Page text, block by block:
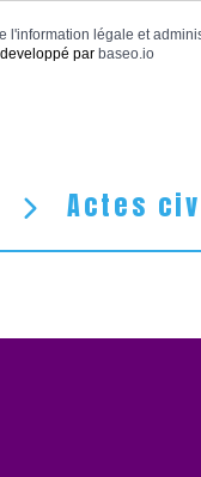
l'information légale et
par baseo.io
Actes